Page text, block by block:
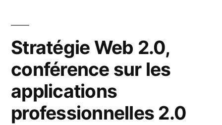
Stratégie Web 2.0,
conférence sur les
applications
professionnelles 2.0